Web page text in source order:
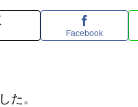
Facebook
た。